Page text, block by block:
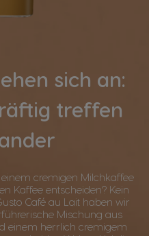
sich an:
treffen
cremigen Milchkaffee
Kaffee entscheiden? Kein
Café au Lait haben wir
Mischung aus
einem herrlich cremigem